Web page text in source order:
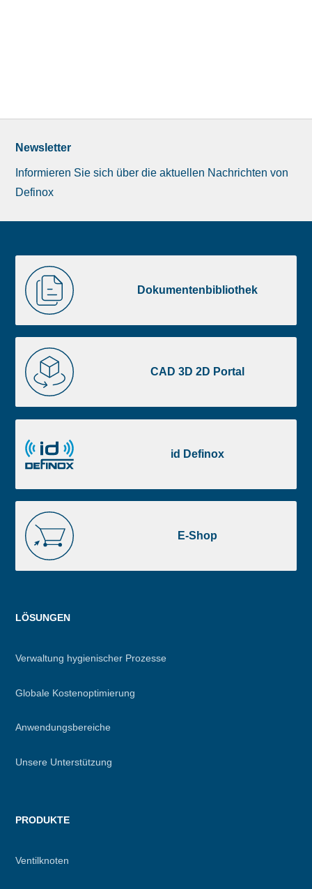
Newsletter
Informieren Sie sich über die aktuellen Nachrichten von
Definox
image
footer
Dokumentenbibliothek
Dokumentenbibliothek
CAD 3D 2D Portal
CAD
3D
2D
Portal
id Definox
Definox
E-Shop
Shop
Menu
LÖSUNGEN
Verwaltung hygienischer Prozesse
Globale Kostenoptimierung
Anwendungsbereiche
Unsere Unterstützung
PRODUKTE
Ventilknoten